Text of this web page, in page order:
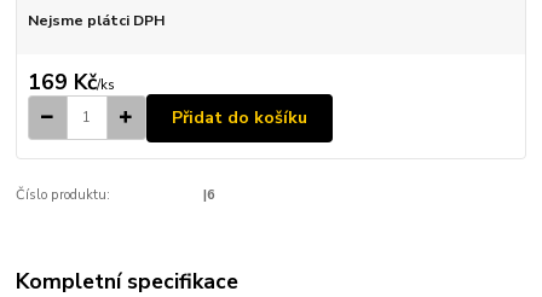
Nejsme plátci DPH
169 Kč/ks
Přidat do košíku
Číslo produktu: |6
Kompletní specifikace